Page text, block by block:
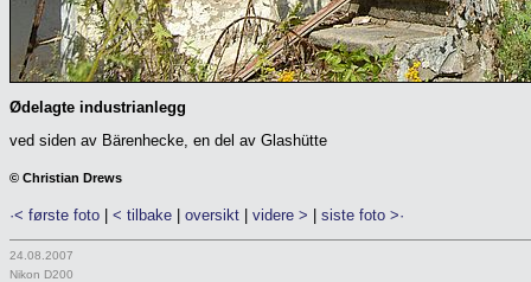
Ødelagte industrianlegg
ved siden av Bärenhecke, en del av Glashütte
© Christian Drews
·< første foto < tilbake oversikt videre > siste foto >·
24.08.2007
Nikon D200